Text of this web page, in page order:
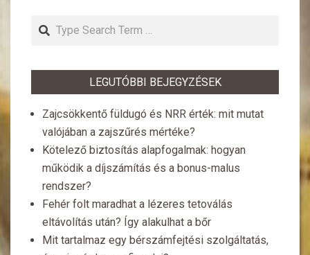
Search
LEGUTÓBBI BEJEGYZÉSEK
Zajcsökkentő füldugó és NRR érték: mit mutat
valójában a zajszűrés mértéke?
Kötelező biztosítás alapfogalmak: hogyan
működik a díjszámítás és a bonus-malus
rendszer?
Fehér folt maradhat a lézeres tetoválás
eltávolítás után? Így alakulhat a bőr
Mit tartalmaz egy bérszámfejtési szolgáltatás,